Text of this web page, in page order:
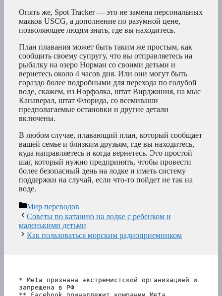
Опять же, Spot Tracker — это не замена персональных
маяков USCG, а дополнение по разумной цене,
позволяющее людям знать, где вы находитесь.
План плавания может быть таким же простым, как
сообщить своему супругу, что вы отправляетесь на
рыбалку на озеро Норман со своими детьми и
вернетесь около 4 часов дня. Или они могут быть
гораздо более подробными для перехода по голубой
воде, скажем, из Норфолка, штат Вирджиния, на мыс
Канаверал, штат Флорида, со всемиваши
предполагаемые остановки и другие детали
включены.
В любом случае, плавающий план, который сообщает
вашей семье и близким друзьям, где вы находитесь,
куда направляетесь и когда вернетесь. Это простой
шаг, который нужно предпринять, чтобы провести
более безопасный день на лодке и иметь систему
поддержки на случай, если что-то пойдет не так на
воде.
Рубрики
Мир переводов
Советы по катанию на лодке с ребенком и
маленькими детьми
Как пользоваться морским радиоприемником
* Meta признана экстремистской организацией и
запрещена в РФ